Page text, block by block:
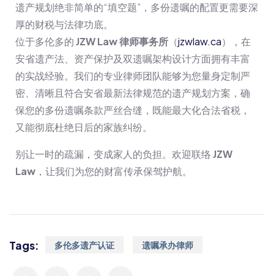
遗产规划绝非简单的“填空题”，多份遗嘱的配置更需要深
厚的财税与法律功底。
位于多伦多的JZW Law 律师事务所 （jzwlaw.ca），在
安省遗产法、资产保护及双遗嘱架构设计方面拥有丰富
的实战经验。我们的专业律师团队能够为您量身定制严
密、清晰且符合安省最新法律规范的遗产规划方案，确
保您的多份遗嘱条款严丝合缝，既能最大化合法省税，
又能彻底杜绝日后的家族纠纷。
别让一时的疏漏，变成家人的负担。欢迎联络JZW
Law ，让我们为您的财富传承保驾护航。
Tags: 多伦多遗产认证 遗嘱承办律师